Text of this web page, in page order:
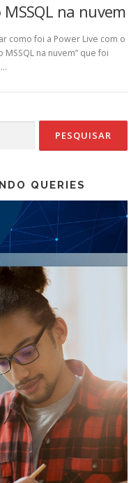
na nuvem
como foi a Power Live com o
na nuvem” que foi
QUERIES